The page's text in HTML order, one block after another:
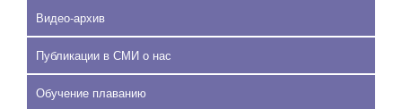
Видео-архив
Публикации в СМИ о нас
Обучение плаванию